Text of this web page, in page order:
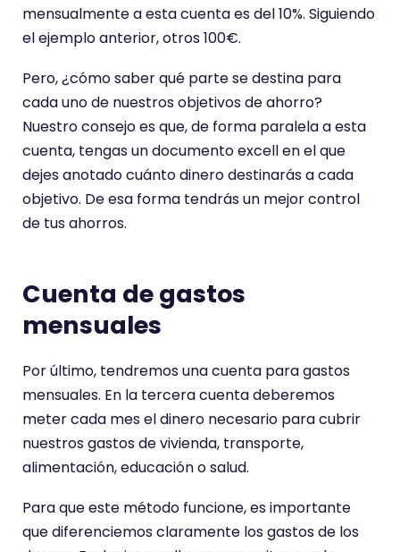
mensualmente a esta cuenta es del 10%. Siguiendo
el ejemplo anterior, otros 100€.
Pero, ¿cómo saber qué parte se destina para
cada uno de nuestros objetivos de ahorro?
Nuestro consejo es que, de forma paralela a esta
cuenta, tengas un documento excell en el que
dejes anotado cuánto dinero destinarás a cada
objetivo. De esa forma tendrás un mejor control
de tus ahorros.
Cuenta de gastos
mensuales
Por último, tendremos una cuenta para gastos
mensuales. En la tercera cuenta deberemos
meter cada mes el dinero necesario para cubrir
nuestros gastos de vivienda, transporte,
alimentación, educación o salud.
Para que este método funcione, es importante
que diferenciemos claramente los gastos de los